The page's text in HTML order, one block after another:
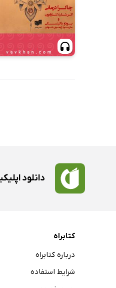
دانلود
کتابراه
درباره کتابراه
شرایط استفاده